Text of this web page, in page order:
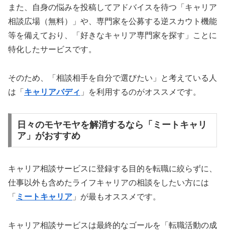
また、自身の悩みを投稿してアドバイスを待つ「キャリア
相談広場（無料）」や、専門家を公募する逆スカウト機能
等を備えており、「好きなキャリア専門家を探す」ことに
特化したサービスです。
そのため、「相談相手を自分で選びたい」と考えている人
は「 キャリアバディ 」を利用するのがオススメです。
日々のモヤモヤを解消するなら「ミートキャリ
ア」がおすすめ
キャリア相談サービスに登録する目的を転職に絞らずに、
仕事以外も含めたライフキャリアの相談をしたい方には
「 ミートキャリア 」が最もオススメです。
キャリア相談サービスは最終的なゴールを「転職活動の成